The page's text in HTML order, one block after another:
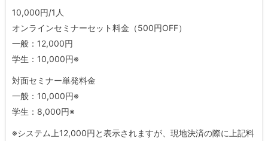
10,000円/1人
オンラインセミナーセット料金（500円OFF）
一般：12,000円
学生：10,000円※
対面セミナー単発料金
一般：10,000円※
学生：8,000円※
※システム上12,000円と表示されますが、現地決済の際に上記料